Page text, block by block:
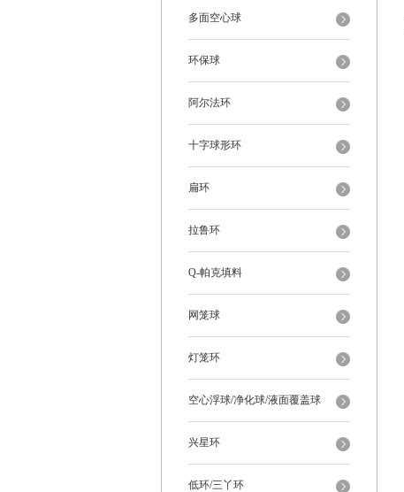
多面空心球
环保球
阿尔法环
十字球形环
扁环
拉鲁环
Q-帕克填料
网笼球
灯笼环
空心浮球/净化球/液面覆盖球
兴星环
低环/三丫环